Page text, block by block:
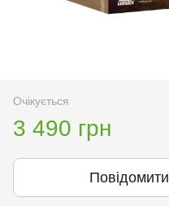
Очікується
3 490 грн